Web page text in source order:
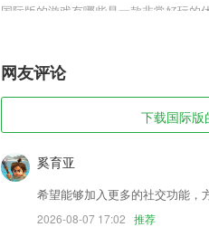
国际版的游戏有哪些是一款非常好玩的
的控制好，游戏中会布置许多的游戏
国际版的游戏有哪些软件特色
2,实现党建信息日常工作的科学化和管
支持和保证。
3,好的也是最全面的关于拍摄方面的服
4,在线支付：更多优质的课程可以随时
网友评论
下载国际版
奚育亚
希望能够加入更多的社交功能，
2026-08-07 17:02 推荐